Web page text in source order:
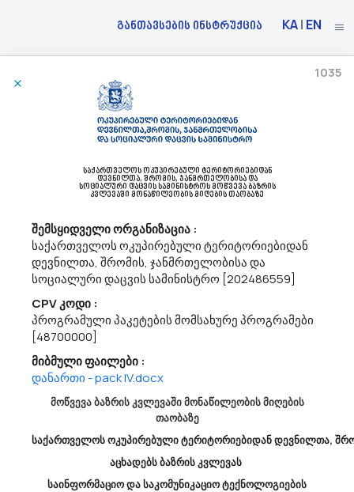
განთავსების ინსტრუქცია KA| EN
Სსიპ Სახელმწიფო Შესყიდვების Სააგენტო Აცხადებს Ბაზრის Კვლევას
38120000 - მეტეოროლოგიური ხელსაწყოები.
01/04/2026
გაცნობებთ, რომ სსიპ „სახელმწიფო შესყიდვების სააგენტო“
გეგმავს საქართველოს საერთაშორისო და ადგილობრივი
ავტომატიზირებული სისტემების (თანმდევი მომსახურებით)
(AWOS) სახელმწიფო შესყიდვას კონსოლიდ...
Შპს ,,საქაერონავიგაცია“ Აცხადებს Ბაზრის Კვლევას
45400000 - შენობის დასრულების სამუშაოები.
გაცნობებთ, რომ შპს ,,საქაერონავიგაცია“ (ს/კ 208144051) ატარებს
ბაზრის კვლევას შპს „საქაერონავიგაციის“ კუთვნილ ობიექტებზე
სამშენებლო-სარემონტო სამუშაოების (CPV45400000)
საქართველოს ოკუპირებული ტერიტორიებიდან
დევნილთა, შრომის, ჯანმრთელობისა და
სოციალური დაცვის სამინისტროს მოწვევა ბაზრის
კვლევაში მონაწილეობის მიღების თაობაზე
შემსყიდველი ორგანიზაცია :
საქართველოს ოკუპირებული ტერიტორიებიდან
დევნილთა, შრომის, ჯანმრთელობისა და
სოციალური დაცვის სამინისტრო [202486559]
CPV კოდი :
პროგრამული პაკეტების მომსახურე პროგრამები
[48700000]
მიბმული ფაილები :
დანართი - pack IV.docx
1035
მოწვევა ბაზრის კვლევაში მონაწილეობის მიღების
თაობაზე
საქართველოს ოკუპირებული ტერიტორიებიდან დევნილთა,
აცხადებს ბაზრის კვლევას
საინფორმაციო და საკომუნიკაციო ტექნოლოგიების